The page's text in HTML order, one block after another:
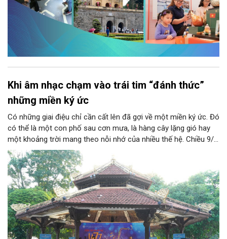
Khi âm nhạc chạm vào trái tim “đánh thức”
những miền ký ức
Có những giai điệu chỉ cần cất lên đã gợi về một miền ký ức. Đó
có thể là một con phố sau cơn mưa, là hàng cây lặng gió hay
một khoảng trời mang theo nỗi nhớ của nhiều thế hệ. Chiều 9/8,
tại Nhà Bát Giác - Vườn hoa Lý Thái Tổ, chương trình “Âm nhạc
cuối tuần” sẽ mở ra một không gian như thế, nơi mỗi tác phẩm
trở thành một lát cắt tinh tế về vẻ đẹp của con người và đời
sống.